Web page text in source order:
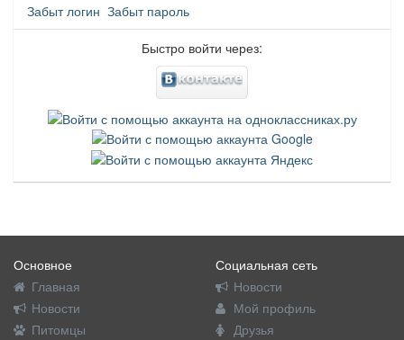
Забыт логин Забыт пароль
Быстро войти через:
Основное
Главная
Новости
Питомцы
Социальная сеть
Новости
Мой профиль
Друзья